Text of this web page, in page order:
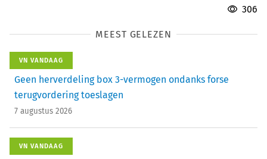
306
MEEST GELEZEN
VN VANDAAG
Geen herverdeling box 3-vermogen ondanks forse
terugvordering toeslagen
7 augustus 2026
VN VANDAAG